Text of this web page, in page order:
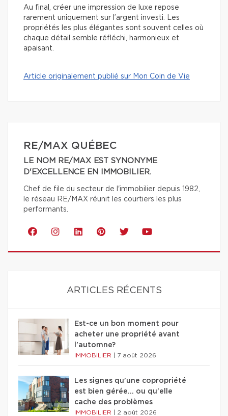
Au final, créer une impression de luxe repose
rarement uniquement sur l’argent investi. Les
propriétés les plus élégantes sont souvent celles où
chaque détail semble réfléchi, harmonieux et
apaisant.
Article originalement publié sur Mon Coin de Vie
RE/MAX QUÉBEC
LE NOM RE/MAX EST SYNONYME
D'EXCELLENCE EN IMMOBILIER.
Chef de file du secteur de l'immobilier depuis 1982,
le réseau RE/MAX réunit les courtiers les plus
performants.
ARTICLES RÉCENTS
Est-ce un bon moment pour
acheter une propriété avant
l'automne?
IMMOBILIER 7 août 2026
Les signes qu'une copropriété
est bien gérée… ou qu'elle
cache des problèmes
IMMOBILIER 2 août 2026